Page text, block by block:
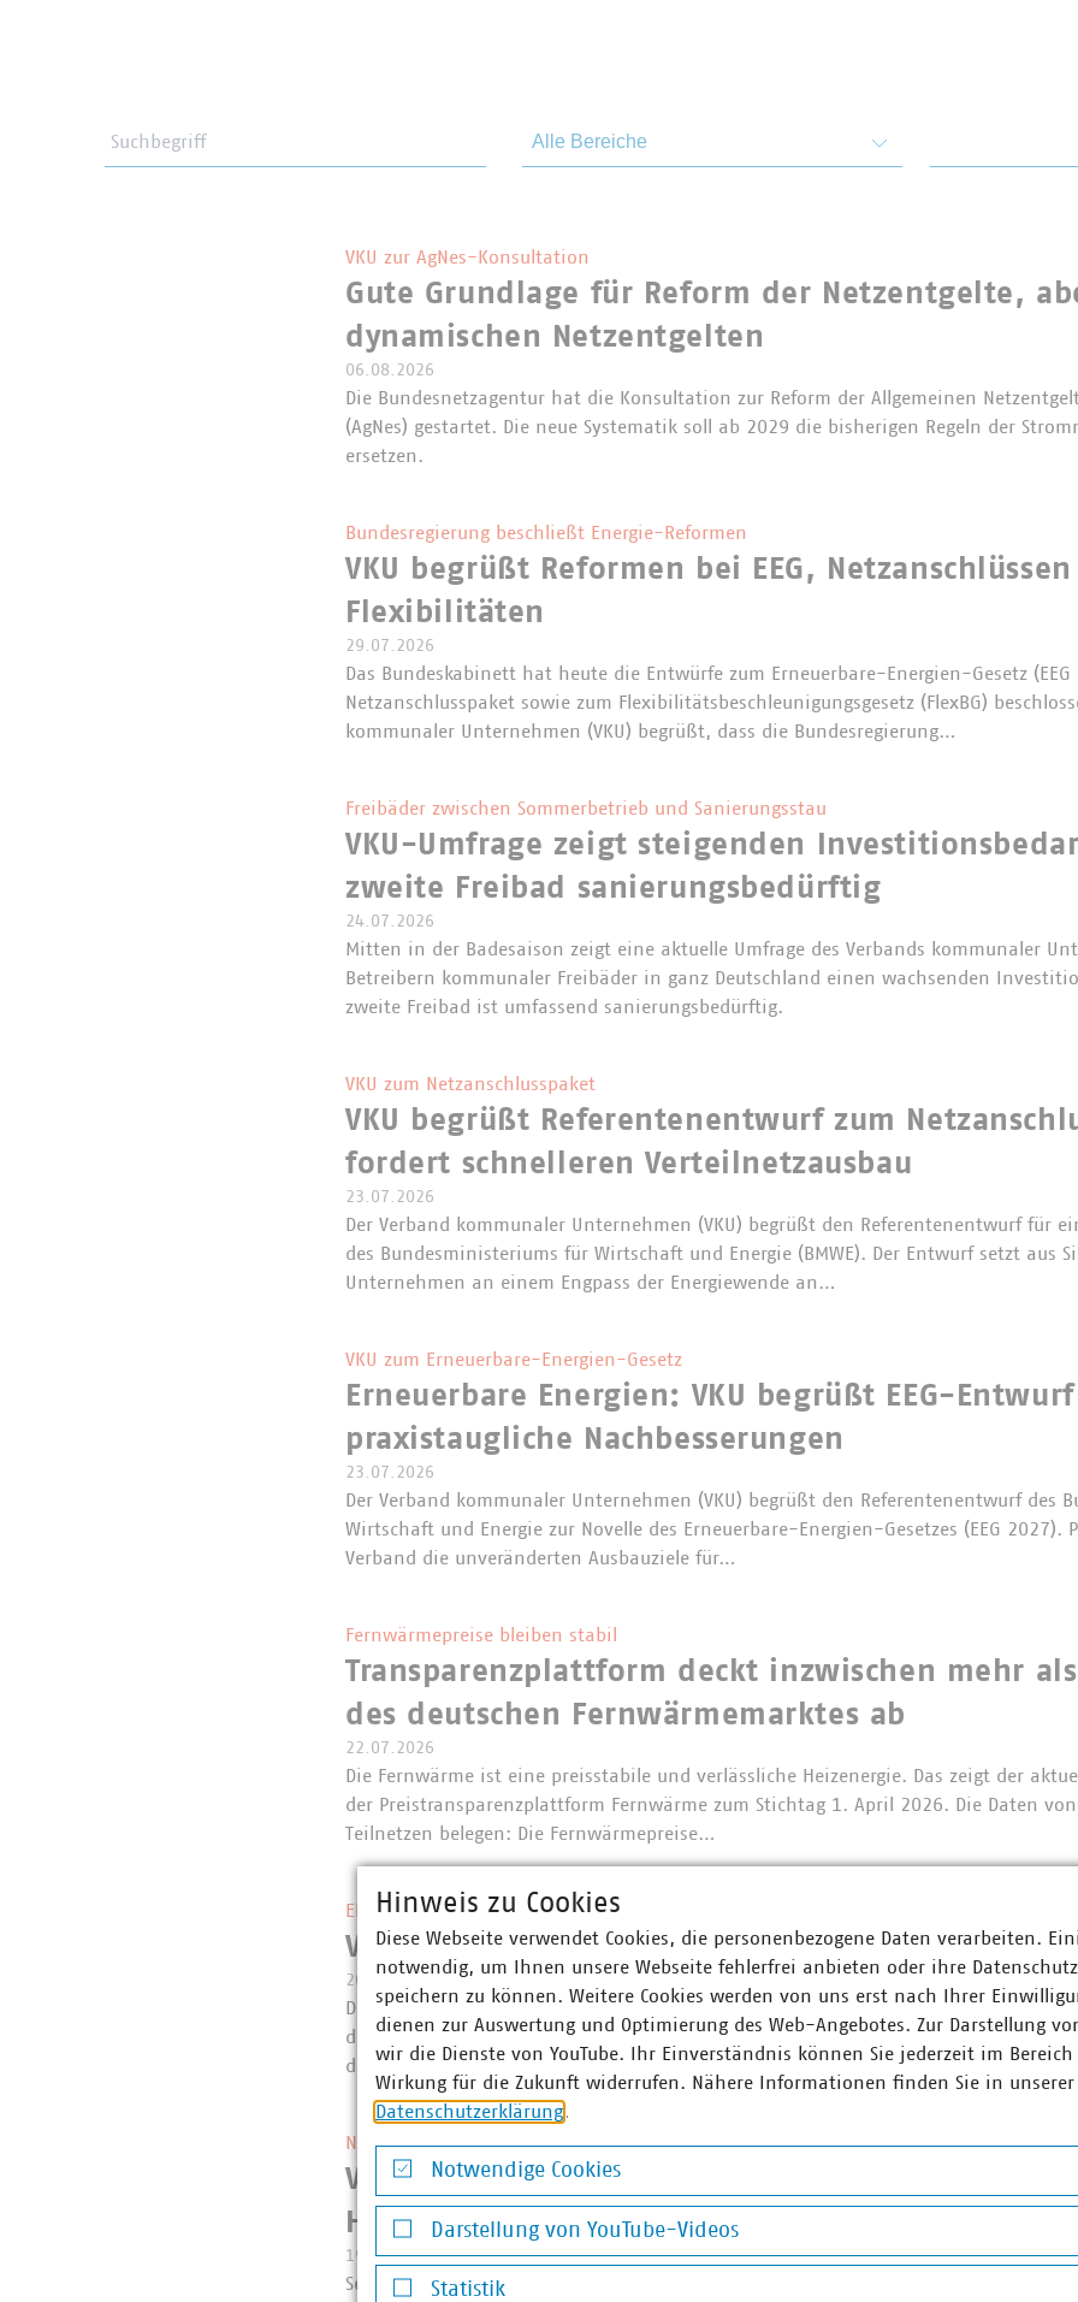
VKU zur AgNes-Konsultation
Gute Grundlage für Reform der Netzentgelte,
dynamischen Netzentgelten
06.08.2026
Die Bundesnetzagentur hat die Konsultation zur Reform der Allgemeinen
(AgNes) gestartet. Die neue Systematik soll ab 2029 die bisherigen Regeln der
ersetzen.
Bundesregierung beschließt Energie-Reformen
VKU begrüßt Reformen bei EEG, Netzanschlüssen
Flexibilitäten
29.07.2026
Das Bundeskabinett hat heute die Entwürfe zum Erneuerbare-Energien-Gesetz (EEG
Netzanschlusspaket sowie zum Flexibilitätsbeschleunigungsgesetz (FlexBG)
kommunaler Unternehmen (VKU) begrüßt, dass die Bundesregierung…
Freibäder zwischen Sommerbetrieb und Sanierungsstau
VKU-Umfrage zeigt steigenden
zweite Freibad sanierungsbedürftig
24.07.2026
Mitten in der Badesaison zeigt eine aktuelle Umfrage des Verbands kommunaler
Betreibern kommunaler Freibäder in ganz Deutschland einen wachsenden
zweite Freibad ist umfassend sanierungsbedürftig.
VKU zum Netzanschlusspaket
VKU begrüßt Referentenentwurf zum
fordert schnelleren Verteilnetzausbau
23.07.2026
Der Verband kommunaler Unternehmen (VKU) begrüßt den Referentenentwurf für
des Bundesministeriums für Wirtschaft und Energie (BMWE). Der Entwurf setzt aus
Unternehmen an einem Engpass der Energiewende an…
VKU zum Erneuerbare-Energien-Gesetz
Erneuerbare Energien: VKU begrüßt EEG-
praxistaugliche Nachbesserungen
23.07.2026
Der Verband kommunaler Unternehmen (VKU) begrüßt den Referentenentwurf des
Wirtschaft und Energie zur Novelle des Erneuerbare-Energien-Gesetzes (EEG 2027).
Verband die unveränderten Ausbauziele für…
Fernwärmepreise bleiben stabil
Transparenzplattform deckt inzwischen mehr
des deutschen Fernwärmemarktes ab
22.07.2026
Die Fernwärme ist eine preisstabile und verlässliche Heizenergie. Das zeigt der
der Preistransparenzplattform Fernwärme zum Stichtag 1. April 2026. Die Daten
Teilnetzen belegen: Die Fernwärmepreise…
EEG und Netzpaket
VKU-Ersteinschätzung zum Start der
20.07.2026
Die Bundesregierung hat die Verbändeanhörung für das Erneuerbaren-Energien-
das Netzpaket gestartet. Der Verband kommunaler Unternehmen (VKU) begrüßt
der Verzahnung von Erneuerbaren-Ausbau und…
Neue Regelung
VKU zum EU-Vernichtungsverbot für Textilien:
Herstellerverantwortung jetzt konsequent
19.07.2026
Seit dem 19. Juli dürfen große Unternehmen in der EU bestimmte unverkaufte
Hinweis zu Cookies
Diese Webseite verwendet Cookies, die personenbezogene Daten verarbeiten.
notwendig, um Ihnen unsere Webseite fehlerfrei anbieten oder ihre
speichern zu können. Weitere Cookies werden von uns erst nach Ihrer
dienen zur Auswertung und Optimierung des Web-Angebotes. Zur Darstellung
wir die Dienste von YouTube. Ihr Einverständnis können Sie jederzeit im
Wirkung für die Zukunft widerrufen. Nähere Informationen finden Sie in unserer
Datenschutzerklärung.
Notwendige Cookies
Notwendige Cookies
Darstellung von YouTube-Videos
Darstellung von YouTube-Videos
Statistik